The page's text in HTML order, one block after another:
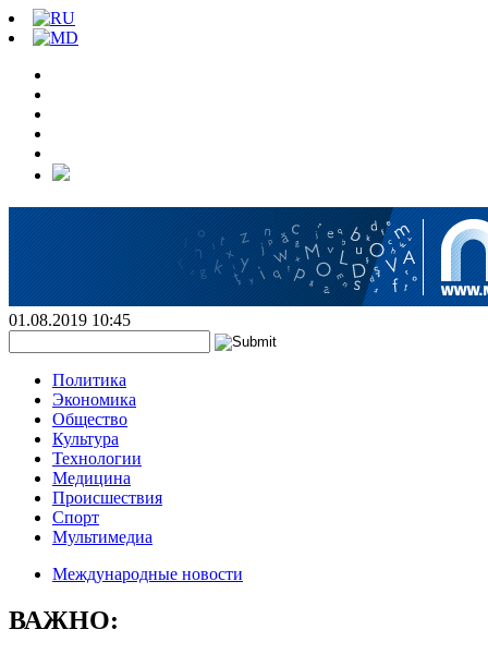
01.08.2019 10:45
Политика
Экономика
Общество
Культура
Технологии
Медицина
Происшествия
Спорт
Мультимедиа
Международные новости
ВАЖНО: